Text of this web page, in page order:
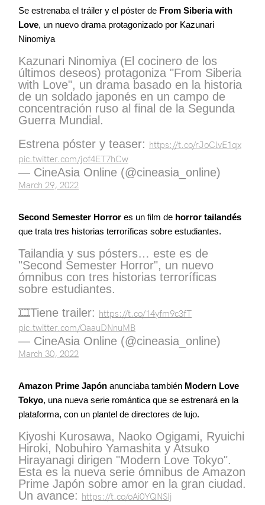
Se estrenaba el tráiler y el póster de From Siberia with
Love, un nuevo drama protagonizado por Kazunari
Ninomiya
Kazunari Ninomiya (El cocinero de los
últimos deseos) protagoniza "From Siberia
with Love", un drama basado en la historia
de un soldado japonés en un campo de
concentración ruso al final de la Segunda
Guerra Mundial.
Estrena póster y teaser: https://t.co/rJoClvE1qx
pic.twitter.com/jof4ET7hCw
— CineAsia Online (@cineasia_online)
March 29, 2022
Second Semester Horror es un film de horror tailandés
que trata tres historias terroríficas sobre estudiantes.
Tailandia y sus pósters… este es de
"Second Semester Horror", un nuevo
ómnibus con tres historias terroríficas
sobre estudiantes.
🎞️Tiene trailer: https://t.co/14yfm9c3fT
pic.twitter.com/OaauDNnuMB
— CineAsia Online (@cineasia_online)
March 30, 2022
Amazon Prime Japón anunciaba también Modern Love
Tokyo, una nueva serie romántica que se estrenará en la
plataforma, con un plantel de directores de lujo.
Kiyoshi Kurosawa, Naoko Ogigami, Ryuichi
Hiroki, Nobuhiro Yamashita y Atsuko
Hirayanagi dirigen "Modern Love Tokyo".
Esta es la nueva serie ómnibus de Amazon
Prime Japón sobre amor en la gran ciudad.
Un avance: https://t.co/oAi0YQNSIj